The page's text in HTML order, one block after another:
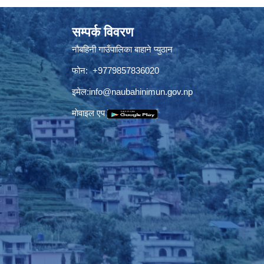
सम्पर्क विवरण
नौबहिनी गाउँपालिका बाहाने प्युठान
फोन: +9779857836020
इमेल:info@naubahinimun.gov.np
माेवाइल एप